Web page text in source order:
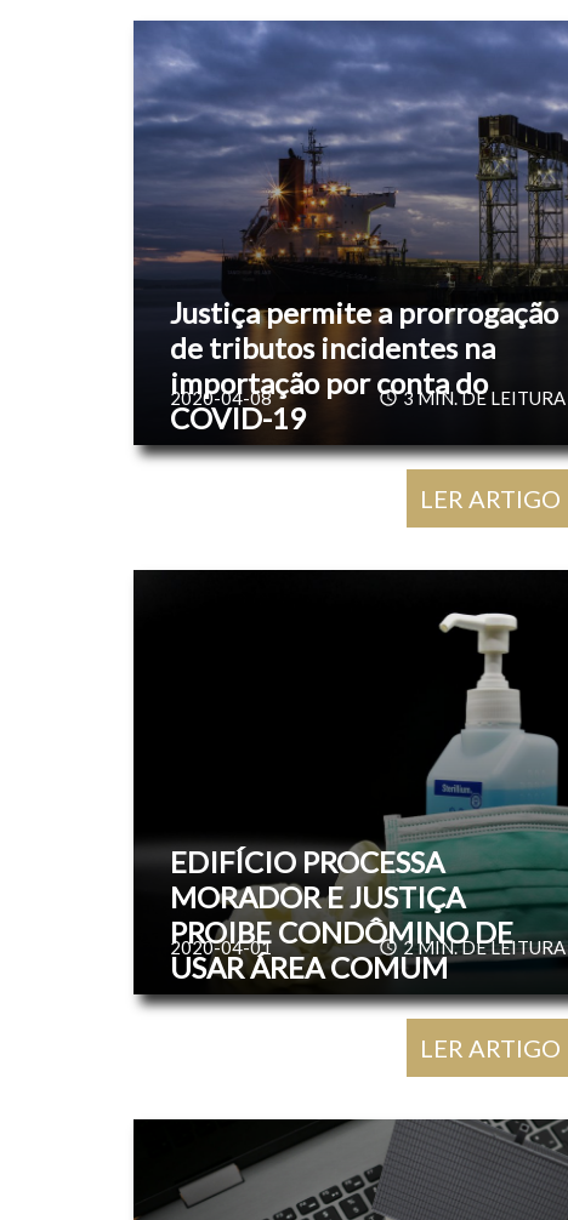
Justiça permite a prorrogação
de tributos incidentes na
importação por conta do
COVID-19
2020-04-08 3 MIN. DE LEITURA
LER ARTIGO
EDIFÍCIO PROCESSA
MORADOR E JUSTIÇA
PROIBE CONDÔMINO DE
USAR ÁREA COMUM
2020-04-01 2MIN. DE LEITURA
LER ARTIGO